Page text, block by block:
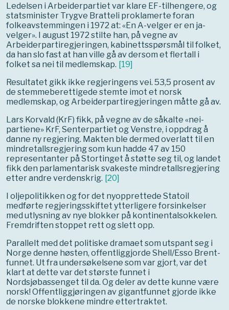
Ledelsen i Arbeiderpartiet var klare EF-tilhengere, og
statsminister Trygve Bratteli proklamerte foran
folkeavstemmingen i 1972 at: «En A-velger er en ja-
velger». I august 1972 stilte han, på vegne av
Arbeiderpartiregjeringen, kabinettsspørsmål til folket,
da han slo fast at han ville gå av dersom et flertall i
folket sa nei til medlemskap. [19]
Resultatet gikk ikke regjeringens vei. 53,5 prosent av
de stemmeberettigede stemte imot et norsk
medlemskap, og Arbeiderpartiregjeringen måtte gå av.
Lars Korvald (KrF) fikk, på vegne av de såkalte «nei-
partiene» KrF, Senterpartiet og Venstre, i oppdrag å
danne ny regjering. Makten ble dermed overlatt til en
mindretallsregjering som kun hadde 47 av 150
representanter på Stortinget å støtte seg til, og landet
fikk den parlamentarisk svakeste mindretallsregjering
etter andre verdenskrig. [20]
I oljepolitikken og for det nyopprettede Statoil
medførte regjeringsskiftet ytterligere forsinkelser
med utlysning av nye blokker på kontinentalsokkelen.
Fremdriften stoppet rett og slett opp.
Parallelt med det politiske dramaet som utspant seg i
Norge denne høsten, offentliggjorde Shell/Esso Brent-
funnet. Ut fra undersøkelsene som var gjort, var det
klart at dette var det største funnet i
Nordsjøbassenget til da. Og deler av dette kunne være
norsk! Offentliggjøringen av gigantfunnet gjorde ikke
de norske blokkene mindre ettertraktet.